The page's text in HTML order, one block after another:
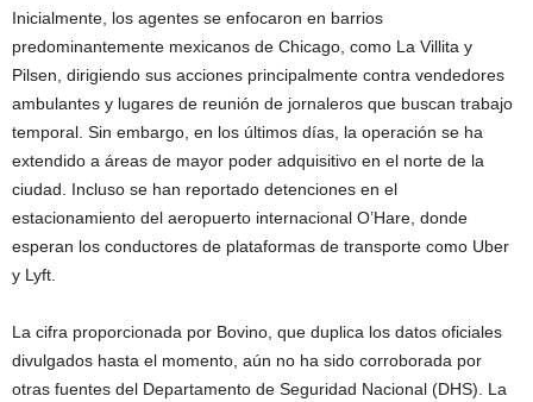
Inicialmente, los agentes se enfocaron en barrios
predominantemente mexicanos de Chicago, como La Villita y
Pilsen, dirigiendo sus acciones principalmente contra vendedores
ambulantes y lugares de reunión de jornaleros que buscan trabajo
temporal. Sin embargo, en los últimos días, la operación se ha
extendido a áreas de mayor poder adquisitivo en el norte de la
ciudad. Incluso se han reportado detenciones en el
estacionamiento del aeropuerto internacional O’Hare, donde
esperan los conductores de plataformas de transporte como Uber
y Lyft.
La cifra proporcionada por Bovino, que duplica los datos oficiales
divulgados hasta el momento, aún no ha sido corroborada por
otras fuentes del Departamento de Seguridad Nacional (DHS). La